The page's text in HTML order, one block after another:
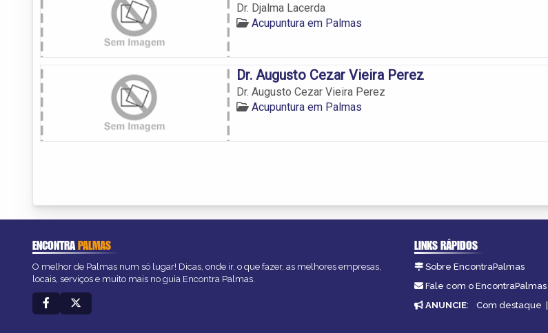
Dr. Djalma Lacerda
Acupuntura em Palmas
Dr. Augusto Cezar Vieira Perez
Dr. Augusto Cezar Vieira Perez
Acupuntura em Palmas
ENCONTRAPALMAS
O melhor de Palmas num só lugar! Dicas, onde ir, o que fazer, as melhores empresas,
locais, serviços e muito mais no guia Encontra Palmas.
LINKS RÁPIDOS
Sobre EncontraPalmas
Fale com o EncontraPalmas
ANUNCIE: Com destaque |